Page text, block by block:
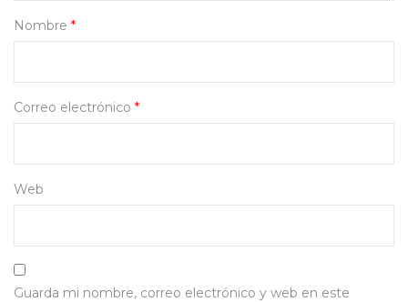
Nombre *
Correo electrónico *
Web
Guarda mi nombre, correo electrónico y web en este